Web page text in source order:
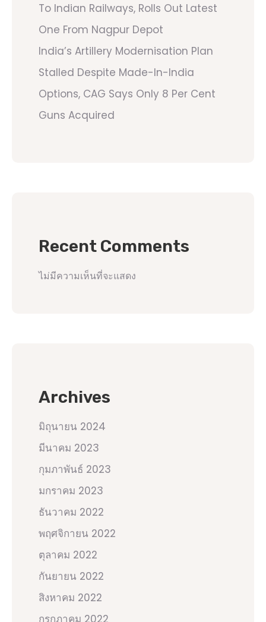
To Indian Railways, Rolls Out Latest
One From Nagpur Depot
India’s Artillery Modernisation Plan
Stalled Despite Made-In-India
Options, CAG Says Only 8 Per Cent
Guns Acquired
Recent Comments
ไม่มีความเห็นที่จะแสดง
Archives
มิถุนายน 2024
มีนาคม 2023
กุมภาพันธ์ 2023
มกราคม 2023
ธันวาคม 2022
พฤศจิกายน 2022
ตุลาคม 2022
กันยายน 2022
สิงหาคม 2022
กรกฎาคม 2022